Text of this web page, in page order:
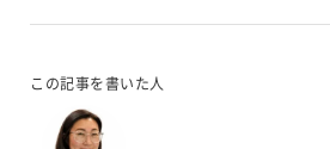
この記事を書いた人